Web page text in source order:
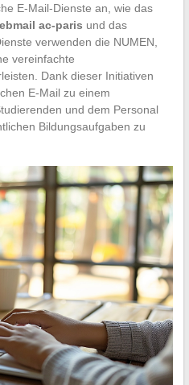
E-Mail-Dienste an, wie das
ac-paris und das
verwenden die NUMEN,
vereinfachte
Dank dieser Initiativen
E-Mail zu einem
und dem Personal
Bildungsaufgaben zu